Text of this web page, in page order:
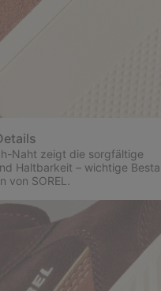
Naht zeigt die sorgfältige
Haltbarkeit – wichtige
SOREL.